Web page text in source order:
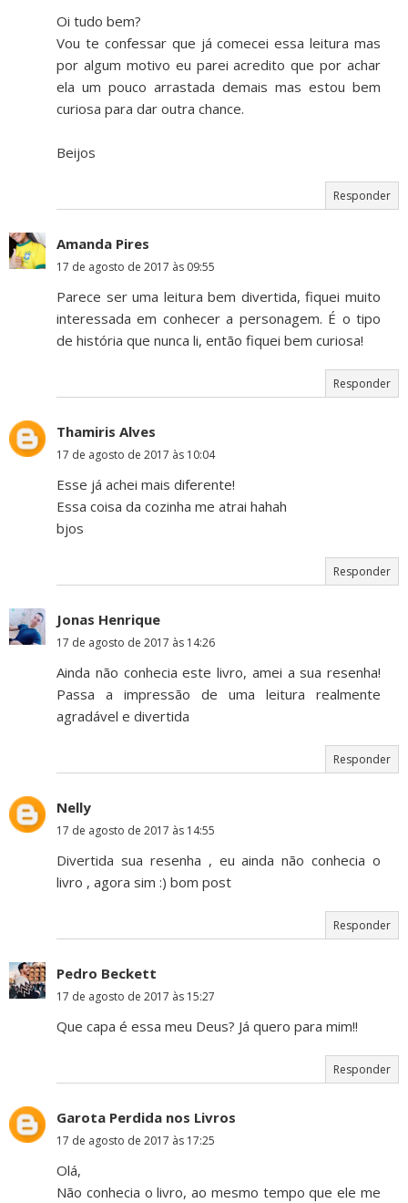
Oi tudo bem?
Vou te confessar que já comecei essa leitura mas
por algum motivo eu parei acredito que por achar
ela um pouco arrastada demais mas estou bem
curiosa para dar outra chance.
Beijos
Responder
Amanda Pires
17 de agosto de 2017 às 09:55
Parece ser uma leitura bem divertida, fiquei muito
interessada em conhecer a personagem. É o tipo
de história que nunca li, então fiquei bem curiosa!
Responder
Thamiris Alves
17 de agosto de 2017 às 10:04
Esse já achei mais diferente!
Essa coisa da cozinha me atrai hahah
bjos
Responder
Jonas Henrique
17 de agosto de 2017 às 14:26
Ainda não conhecia este livro, amei a sua resenha!
Passa a impressão de uma leitura realmente
agradável e divertida
Responder
Nelly
17 de agosto de 2017 às 14:55
Divertida sua resenha , eu ainda não conhecia o
livro , agora sim :) bom post
Responder
Pedro Beckett
17 de agosto de 2017 às 15:27
Que capa é essa meu Deus? Já quero para mim!!
Responder
Garota Perdida nos Livros
17 de agosto de 2017 às 17:25
Olá,
Não conhecia o livro, ao mesmo tempo que ele me